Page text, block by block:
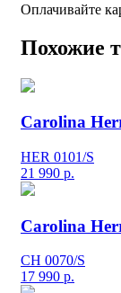
Оплачивайте
Похожие
Carolina
HER 0101/S
21 990 р.
Carolina
CH 0070/S
17 990 р.